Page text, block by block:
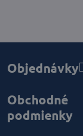
Objednávky
Obchodné
podmienky